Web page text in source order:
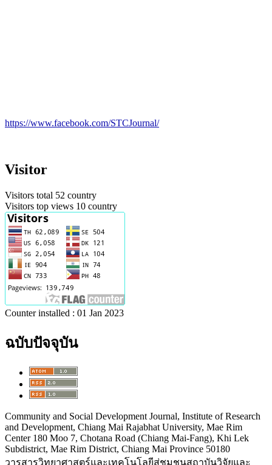
https://www.facebook.com/STCJournal/
Visitor
Visitors total 52 country
Visitors top views 10 country
Counter installed : 01 Jan 2023
ฉบับปัจจุบัน
Community and Social Development Journal, Institute of Research
and Development, Chiang Mai Rajabhat University, Mae Rim
Center 180 Moo 7, Chotana Road (Chiang Mai-Fang), Khi Lek
Subdistrict, Mae Rim District, Chiang Mai Province 50180
วารสารวิทยาศาสตร์และเทคโนโลยีสู่ชุมชนสถาบันวิจัยและ